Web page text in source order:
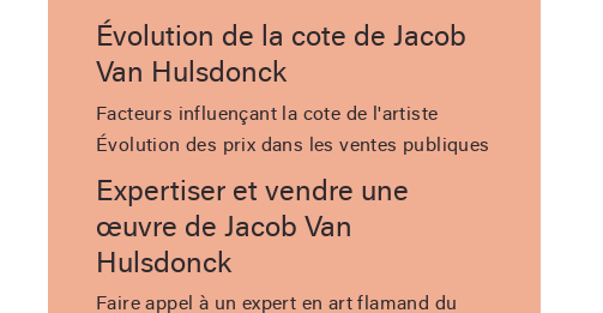
Évolution de la cote de Jacob
Van Hulsdonck
Facteurs influençant la cote de l'artiste
Évolution des prix dans les ventes publiques
Expertiser et vendre une
œuvre de Jacob Van
Hulsdonck
Faire appel à un expert en art flamand du